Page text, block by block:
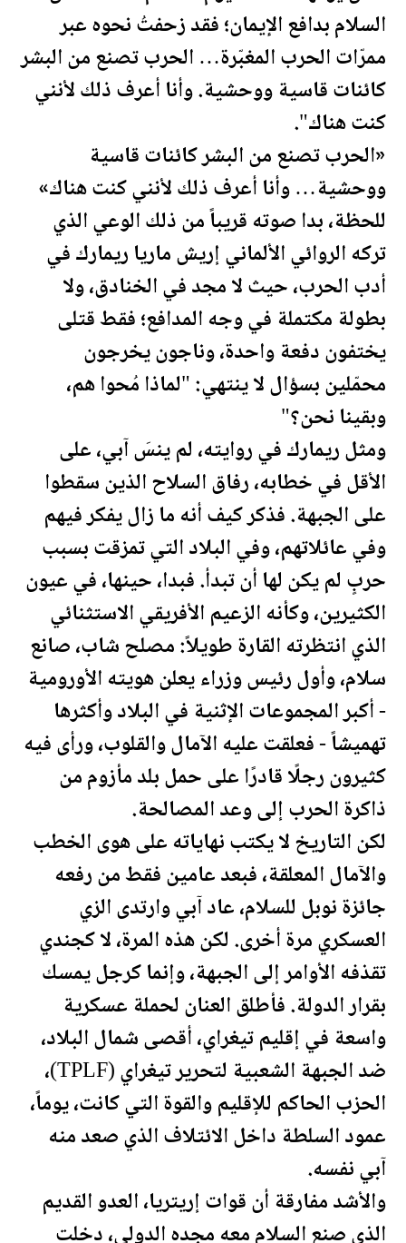
السلام بدافع الإيمان؛ فقد زحفتُ نحوه عبر
ممرّات الحرب المغبّرة… الحرب تصنع من البشر
كائنات قاسية ووحشية. وأنا أعرف ذلك لأنني
كنت هناك".
«الحرب تصنع من البشر كائنات قاسية
ووحشية… وأنا أعرف ذلك لأنني كنت هناك»
للحظة، بدا صوته قريباً من ذلك الوعي الذي
تركه الروائي الألماني إريش ماريا ريمارك في
أدب الحرب، حيث لا مجد في الخنادق، ولا
بطولة مكتملة في وجه المدافع؛ فقط قتلى
يختفون دفعة واحدة، وناجون يخرجون
محمّلين بسؤال لا ينتهي: "لماذا مُحوا هم،
وبقينا نحن؟"
ومثل ريمارك في روايته، لم ينسَ آبي، على
الأقل في خطابه، رفاق السلاح الذين سقطوا
على الجبهة. فذكر كيف أنه ما زال يفكر فيهم
وفي عائلاتهم، وفي البلاد التي تمزقت بسبب
حربٍ لم يكن لها أن تبدأ. فبدا، حينها، في عيون
الكثيرين، وكأنه الزعيم الأفريقي الاستثنائي
الذي انتظرته القارة طويلاً: مصلح شاب، صانع
سلام، وأول رئيس وزراء يعلن هويته الأورومية
- أكبر المجموعات الإثنية في البلاد وأكثرها
تهميشاً - فعلقت عليه الآمال والقلوب، ورأى فيه
كثيرون رجلًا قادرًا على حمل بلد مأزوم من
ذاكرة الحرب إلى وعد المصالحة.
لكن التاريخ لا يكتب نهاياته على هوى الخطب
والآمال المعلقة، فبعد عامين فقط من رفعه
جائزة نوبل للسلام، عاد آبي وارتدى الزي
العسكري مرة أخرى. لكن هذه المرة، لا كجندي
تقذفه الأوامر إلى الجبهة، وإنما كرجل يمسك
بقرار الدولة. فأطلق العنان لحملة عسكرية
واسعة في إقليم تيغراي، أقصى شمال البلاد،
ضد الجبهة الشعبية لتحرير تيغراي (TPLF)،
الحزب الحاكم للإقليم والقوة التي كانت، يوماً،
عمود السلطة داخل الائتلاف الذي صعد منه
آبي نفسه.
والأشد مفارقة أن قوات إريتريا، العدو القديم